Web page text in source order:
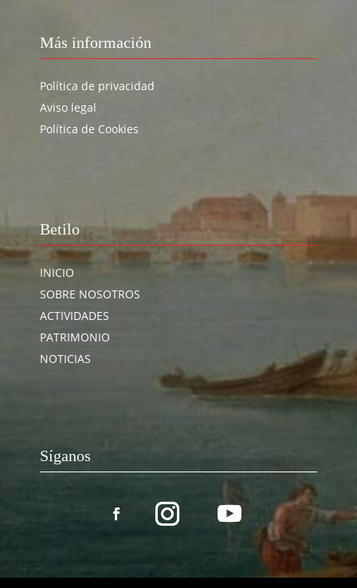
Más información
Política de privacidad
Aviso legal
Política de Cookies
Betilo
INICIO
SOBRE NOSOTROS
ACTIVIDADES
PATRIMONIO
NOTICIAS
Síganos